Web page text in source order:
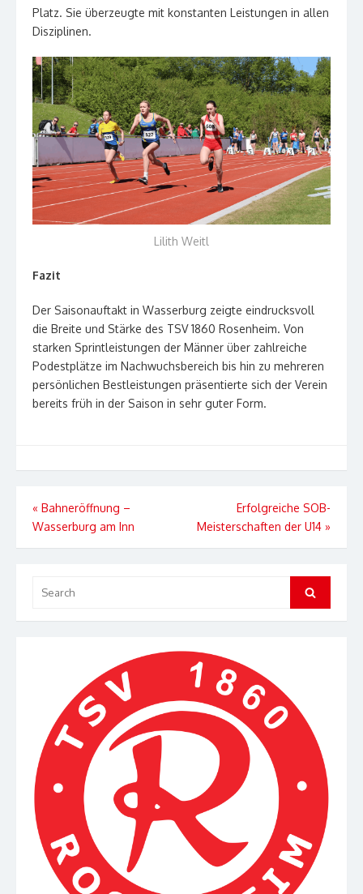
Platz. Sie überzeugte mit konstanten Leistungen in allen
Disziplinen.
Lilith Weitl
Fazit
Der Saisonauftakt in Wasserburg zeigte eindrucksvoll
die Breite und Stärke des TSV 1860 Rosenheim. Von
starken Sprintleistungen der Männer über zahlreiche
Podestplätze im Nachwuchsbereich bis hin zu mehreren
persönlichen Bestleistungen präsentierte sich der Verein
bereits früh in der Saison in sehr guter Form.
Beitragsnavigation
« Bahneröffnung –
Wasserburg am Inn
Erfolgreiche SOB-
Meisterschaften der U14 »
for:
Search